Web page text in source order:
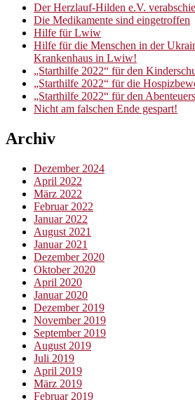
Der Herzlauf-Hilden e.V.
Die Medikamente sind eingetroffen
Hilfe für Lwiw
Hilfe für die Menschen in der
Krankenhaus in Lwiw!
„Starthilfe 2022“ für den
„Starthilfe 2022“ für die
„Starthilfe 2022“ für den
Nicht am falschen Ende gespart!
Archiv
Dezember 2024
April 2022
März 2022
Februar 2022
Januar 2022
August 2021
Januar 2021
Dezember 2020
Oktober 2020
April 2020
Januar 2020
Dezember 2019
November 2019
September 2019
August 2019
Juli 2019
April 2019
März 2019
Februar 2019